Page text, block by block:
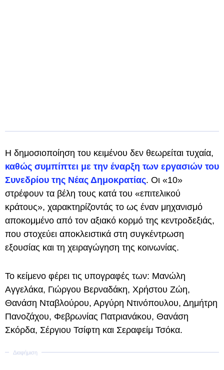
Η δημοσιοποίηση του κειμένου δεν θεωρείται τυχαία,
καθώς συμπίπτει με την έναρξη των εργασιών του
Συνεδρίου της Νέας Δημοκρατίας. Οι «10»
στρέφουν τα βέλη τους κατά του «επιτελικού
κράτους», χαρακτηρίζοντάς το ως έναν μηχανισμό
αποκομμένο από τον αξιακό κορμό της κεντροδεξιάς,
που στοχεύει αποκλειστικά στη συγκέντρωση
εξουσίας και τη χειραγώγηση της κοινωνίας.
Το κείμενο φέρει τις υπογραφές των: Μανώλη
Αγγελάκα, Γιώργου Βερναδάκη, Χρήστου Ζώη,
Θανάση Νταβλούρου, Αργύρη Ντινόπουλου, Δημήτρη
Πανοζάχου, Φεβρωνίας Πατριανάκου, Θανάση
Σκόρδα, Σέργιου Τσίφτη και Σεραφείμ Τσόκα.